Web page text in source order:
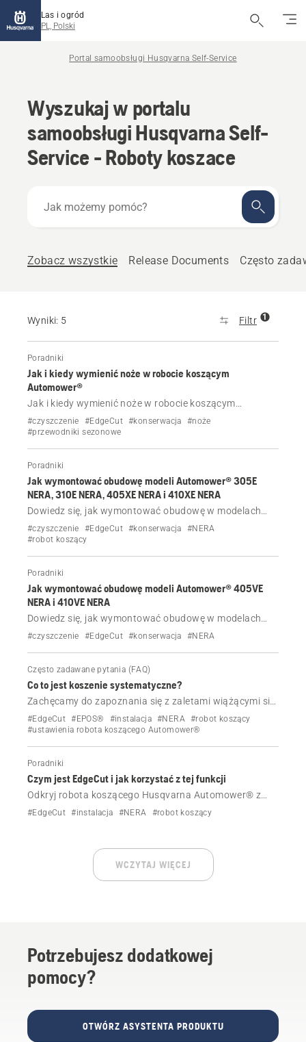
Las i ogród
PL, Polski
Portal samoobsługi Husqvarna Self-Service
Wyszukaj w portalu
samoobsługi Husqvarna Self-
Service - Roboty koszace
możemy
Zobacz wszystkie Release Documents Często
Wyniki: 5 Filtr 1
Poradniki
Jak i kiedy wymienić noże w robocie koszącym
Automower®
Jak i kiedy wymienić noże w robocie koszącym
Automower® z funkcją EdgeCut lub bez niej.
#czyszczenie #EdgeCut #konserwacja
#noże
#przewodniki sezonowe
Poradniki
Jak wymontować obudowę modeli Automower® 305E
NERA, 310E NERA, 405XE NERA i 410XE NERA
Dowiedz się, jak wymontować obudowę w modelach
Automower® 305E NERA, 310E NERA, 405XE NERA i
410XE NERA, np. w celu czyszczenia.
#czyszczenie #EdgeCut #konserwacja
#NERA
#robot koszący
Poradniki
Jak wymontować obudowę modeli Automower® 405VE
NERA i 410VE NERA
Dowiedz się, jak wymontować obudowę w modelach
Automower® 405VE NERA i 410VE NERA, np. w celu
#czyszczenie #EdgeCut #konserwacja #NERA
Często zadawane pytania (FAQ)
Co to jest koszenie systematyczne?
Zachęcamy do zapoznania się z zaletami wiążącymi się
z możliwością wyboru schematów koszenia dzięki
modelom Automower® i CEORA™ wyposażonym w
wybranie jednego z różnych schematów koszenia, i
uzyskanie efektu pasów na trawniku.
#EdgeCut #EPOS® #instalacja #NERA #robot koszący
#ustawienia robota koszącego Automower®
Poradniki
Czym jest EdgeCut i jak korzystać z tej funkcji
Odkryj robota koszącego Husqvarna Automower® z
inteligentną funkcją EdgeCut, która skutecznie przycina
wykonywać w celu uzyskania optymalnej wydajności.
#EdgeCut #instalacja #NERA #robot koszący
WCZYTAJ WIĘCEJ
Potrzebujesz dodatkowej
pomocy?
OTWÓRZ ASYSTENTA PRODUKTU